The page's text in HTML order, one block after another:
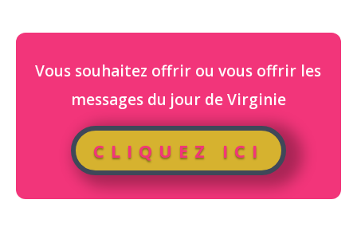
Vous souhaitez offrir ou vous offrir les
messages du jour de Virginie
CLIQUEZ ICI